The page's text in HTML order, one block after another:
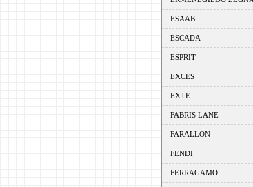
ESAAB
ESCADA
ESPRIT
EXCES
EXTE
FABRIS LANE
FARALLON
FENDI
FERRAGAMO